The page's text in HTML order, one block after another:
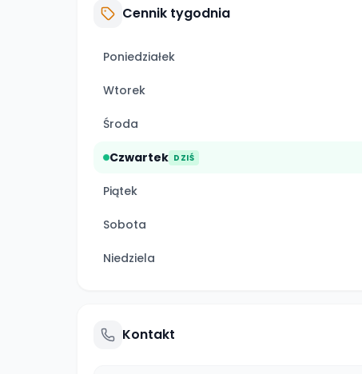
Cennik tygodnia
Poniedziałek
Wtorek
Środa
Czwartek DZIŚ
Piątek
Sobota
Niedziela
Kontakt